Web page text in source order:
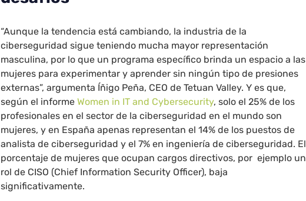
“Aunque la tendencia está cambiando, la industria de la
ciberseguridad sigue teniendo mucha mayor representación
masculina, por lo que un programa específico brinda un espacio a las
mujeres para experimentar y aprender sin ningún tipo de presiones
externas”, argumenta Íñigo Peña, CEO de Tetuan Valley. Y es que,
según el informeWomen in IT and Cybersecurity, solo el 25% de los
profesionales en el sector de la ciberseguridad en el mundo son
mujeres, y en España apenas representan el 14% de los puestos de
analista de ciberseguridad y el 7% en ingeniería de ciberseguridad. El
porcentaje de mujeres que ocupan cargos directivos, por ejemplo un
rol de CISO (Chief Information Security Officer), baja
significativamente.